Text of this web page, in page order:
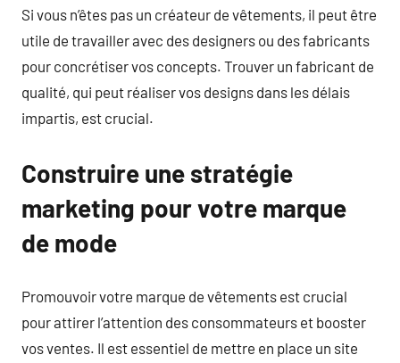
Si vous n’êtes pas un créateur de vêtements, il peut être
utile de travailler avec des designers ou des fabricants
pour concrétiser vos concepts. Trouver un fabricant de
qualité, qui peut réaliser vos designs dans les délais
impartis, est crucial.
Construire une stratégie
marketing pour votre marque
de mode
Promouvoir votre marque de vêtements est crucial
pour attirer l’attention des consommateurs et booster
vos ventes. Il est essentiel de mettre en place un site